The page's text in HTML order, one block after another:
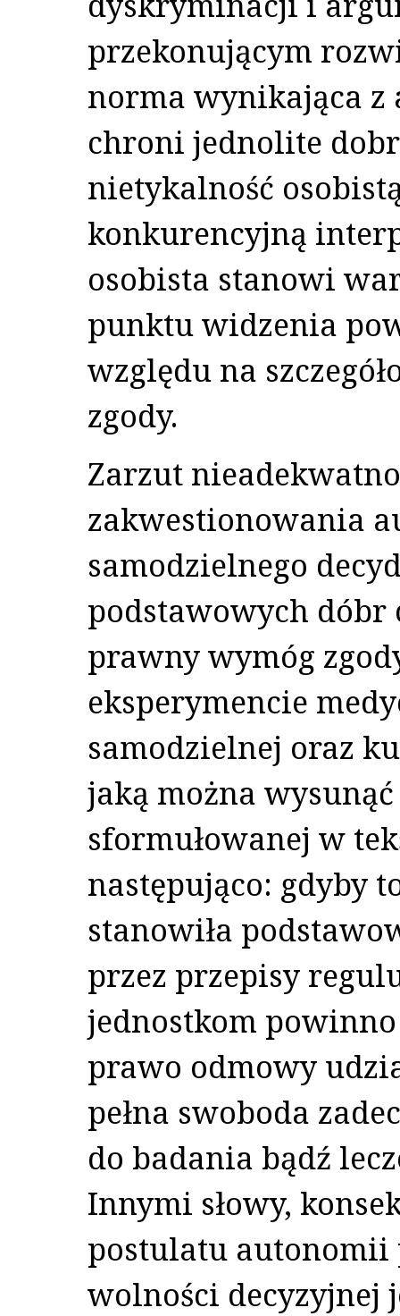
przekonującym
norma wynikająca z
chroni jednolite
nietykalność
konkurencyjną
osobista stanowi
punktu widzenia
względu na
zgody.
Zarzut
zakwestionowania
samodzielnego
podstawowych
prawny wymóg
eksperymencie
samodzielnej oraz
jaką można
sformułowanej w
następująco: gdyby
stanowiła
przez przepisy
jednostkom
prawo odmowy
pełna swoboda
do badania bądź
Innymi słowy,
postulatu autonomii
wolności decyzyjnej